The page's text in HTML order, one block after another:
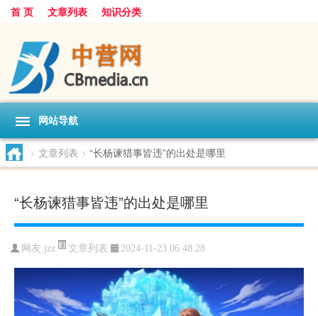
首 页 文章列表 知识分类
网站导航
> 文章列表 > “长杨谏猎事皆违”的出处是哪里
“长杨谏猎事皆违”的出处是哪里
网友:jzz 文章列表 2024-11-23 06:48:28